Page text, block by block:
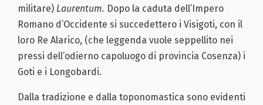
militare) Laurentum. Dopo la caduta dell’Impero
Romano d’Occidente si succedettero i Visigoti, con il
loro Re Alarico, (che leggenda vuole seppellito nei
pressi dell’odierno capoluogo di provincia Cosenza) i
Goti e i Longobardi.
Dalla tradizione e dalla toponomastica sono evidenti